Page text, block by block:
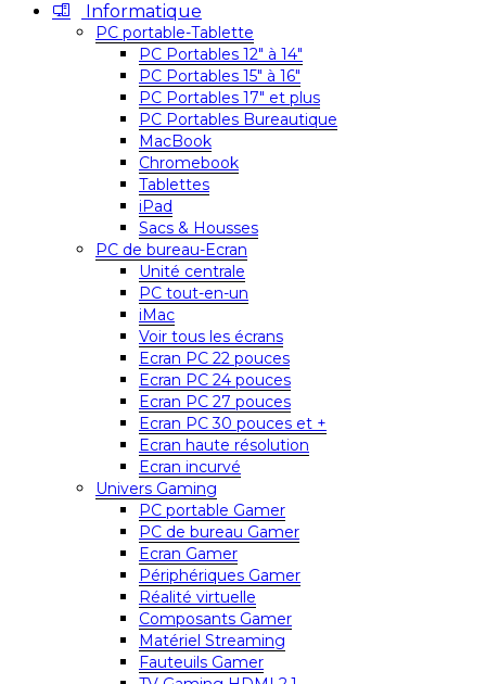
Informatique
PC portable-Tablette
PC Portables 12″ à 14″
PC Portables 15″ à 16″
PC Portables 17″ et plus
PC Portables Bureautique
MacBook
Chromebook
Tablettes
iPad
Sacs & Housses
PC de bureau-Ecran
Unité centrale
PC tout-en-un
iMac
Voir tous les écrans
Ecran PC 22 pouces
Ecran PC 24 pouces
Ecran PC 27 pouces
Ecran PC 30 pouces et +
Ecran haute résolution
Ecran incurvé
Univers Gaming
PC portable Gamer
PC de bureau Gamer
Ecran Gamer
Périphériques Gamer
Réalité virtuelle
Composants Gamer
Matériel Streaming
Fauteuils Gamer